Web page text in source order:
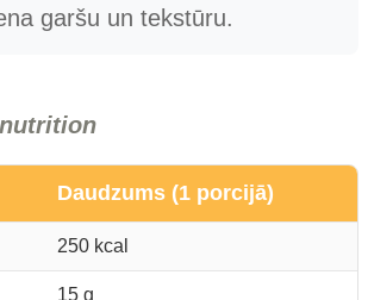
garšu un tekstūru.
Daudzums (1 porcijā)
250 kcal
15 g